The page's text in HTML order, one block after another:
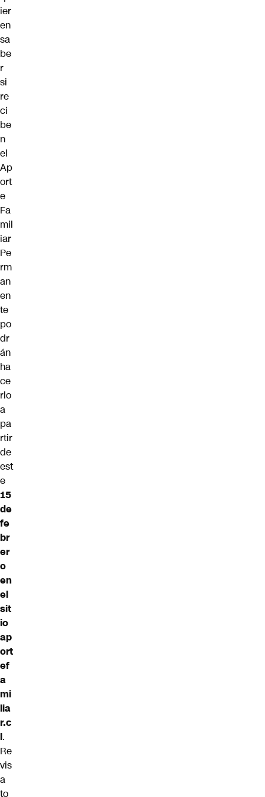
ier
en
sa
be
r
si
re
ci
be
n
el
Ap
ort
e
Fa
mil
iar
Pe
rm
an
en
te
po
dr
án
ha
ce
rlo
a
pa
rtir
de
est
e
15
de
fe
br
er
o
en
el
sit
io
ap
ort
ef
a
mi
lia
r.c
l.
Re
vis
a
to